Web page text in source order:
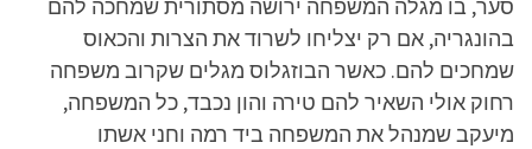
סער, בו מגלה המשפחה ירושה מסתורית שמחכה להם
בהונגריה, אם רק יצליחו לשרוד את הצרות והכאוס
שמחכים להם. כאשר הבוזגלוס מגלים שקרוב משפחה
רחוק אולי השאיר להם טירה והון נכבד, כל המשפחה,
מיעקב שמנהל את המשפחה ביד רמה וחני אשתו